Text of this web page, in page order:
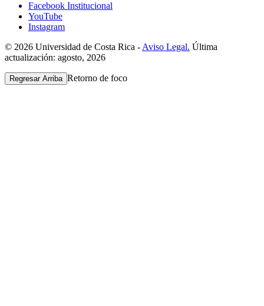
Facebook Institucional
YouTube
Instagram
© 2026 Universidad de Costa Rica - Aviso Legal. Última
actualización: agosto, 2026
Regresar Arriba Retorno de foco